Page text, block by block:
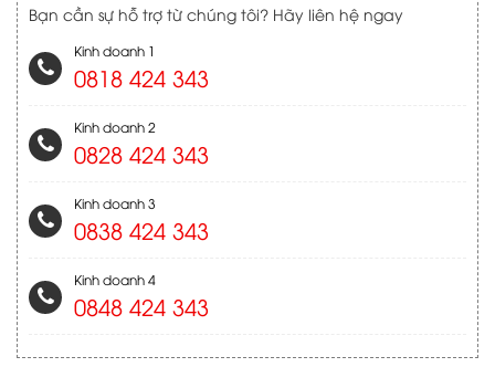
Bạn cần sự hỗ trợ từ chúng tôi? Hãy liên hệ ngay
Kinh doanh 1
0818 424 343
Kinh doanh 2
0828 424 343
Kinh doanh 3
0838 424 343
Kinh doanh 4
0848 424 343